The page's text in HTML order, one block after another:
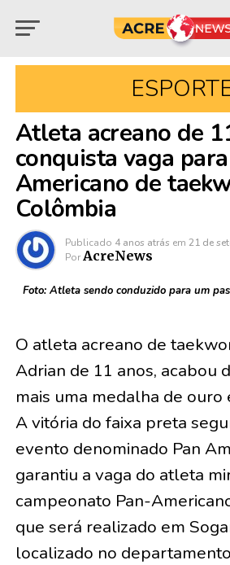
Atleta acreano de
conquista vaga
Americano de
Colômbia
Publicado 4 anos atrás em 21 de
Por AcreNews
Foto: Atleta sendo conduzido para um
O atleta acreano de
Adrian de 11 anos, acabou
mais uma medalha de ouro
A vitória do faixa preta
evento denominado Pan
garantiu a vaga do atleta
campeonato Pan-
que será realizado em
localizado no